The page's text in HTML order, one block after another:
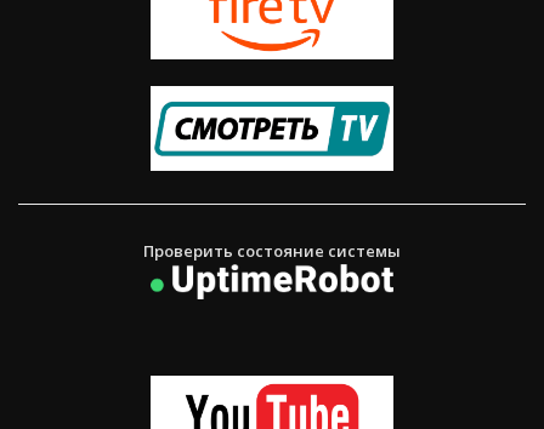
Проверить состояние системы